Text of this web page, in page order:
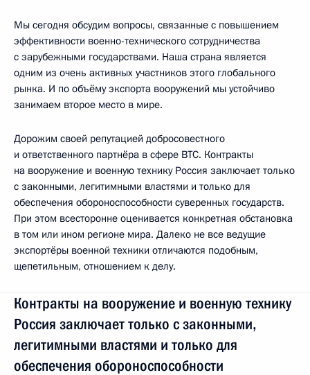
Мы сегодня обсудим вопросы, связанные с повышением
эффективности военно-технического сотрудничества
с зарубежными государствами. Наша страна является
одним из очень активных участников этого глобального
рынка. И по объёму экспорта вооружений мы устойчиво
занимаем второе место в мире.
Дорожим своей репутацией добросовестного
и ответственного партнёра в сфере ВТС. Контракты
на вооружение и военную технику Россия заключает только
с законными, легитимными властями и только для
обеспечения обороноспособности суверенных государств.
При этом всесторонне оценивается конкретная обстановка
в том или ином регионе мира. Далеко не все ведущие
экспортёры военной техники отличаются подобным,
щепетильным, отношением к делу.
Контракты на вооружение и военную технику
Россия заключает только с законными,
легитимными властями и только для
обеспечения обороноспособности